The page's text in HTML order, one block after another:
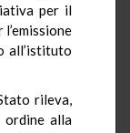
per il
all’istituto
rileva,
alla